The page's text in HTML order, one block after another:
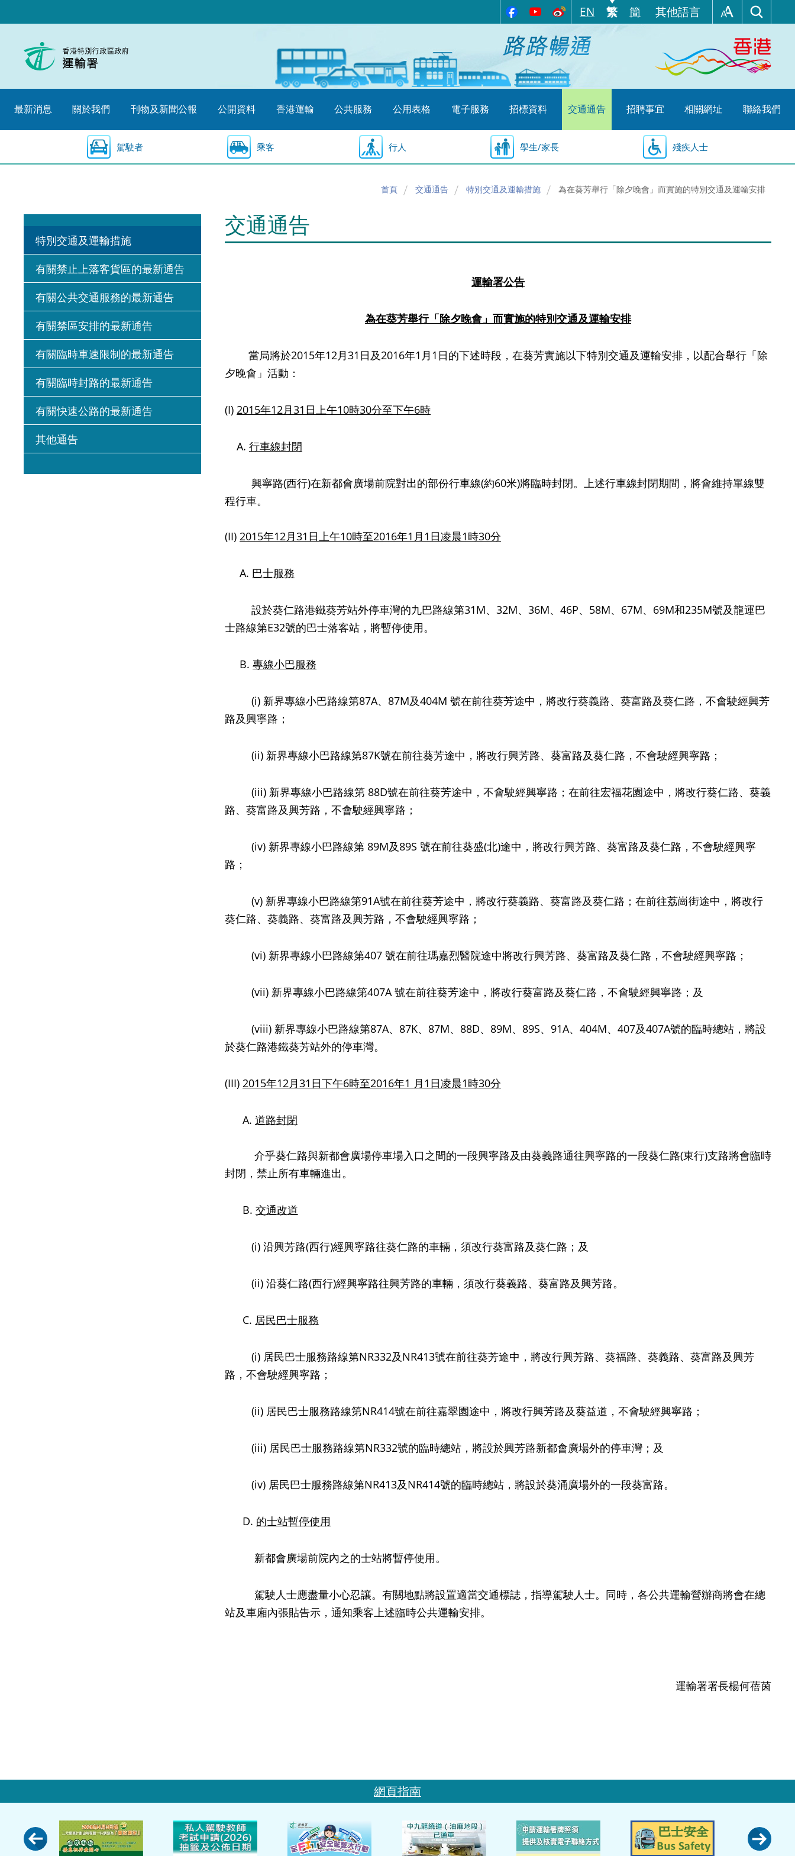
至
始
EN 繁 簡 其他語言
最新消息 關於我們 刊物及新聞公報 公開資料 香港運輸 公共服務 公用表格 電子服務 招標資料 交通通告 招聘事宜 相關網址 聯絡我們
駕駛者 乘客 行人 學生/家長 殘疾人士
首頁 交通通告 特別交通及運輸措施 為在葵芳舉行「除夕晚會」而實施的特別交通及運輸安排
特別交通及運輸措施
有關禁止上落客貨區的最新通告
有關公共交通服務的最新通告
有關禁區安排的最新通告
有關臨時車速限制的最新通告
有關臨時封路的最新通告
有關快速公路的最新通告
其他通告
交通通告
運輸署公告
為在葵芳舉行「除夕晚會」而實施的特別交通及運輸安排
當局將於2015年12月31日及2016年1月1日的下述時段，在葵芳實施以下特別交通及運輸安排，以配合舉行「除
夕晚會」活動：
(I) 2015年12月31 日上午10時30分至下午6時
A. 行車線封閉
興寧路(西行)在新都會廣場前院對出的部份行車線(約60米)將臨時封閉。上述行車線封閉期間，將會維持單線雙
程行車。
(II) 2015年12月31 日上午10時至2016年1 月 1 日凌晨1時30分
A. 巴士服務
設於葵仁路港鐵葵芳站外停車灣的九巴路線第31M、32M、36M、46P、58M、67M、69M和235M號及龍運巴
士路線第E32號的巴士落客站，將暫停使用。
B. 專線小巴服務
(i) 新界專線小巴路線第87A、87M及404M 號在前往葵芳途中，將改行葵義路、葵富路及葵仁路，不會駛經興芳
路及興寧路；
(ii) 新界專線小巴路線第87K號在前往葵芳途中，將改行興芳路、葵富路及葵仁路，不會駛經興寧路；
(iii) 新界專線小巴路線第 88D號在前往葵芳途中，不會駛經興寧路；在前往宏福花園途中，將改行葵仁路、葵義
路、葵富路及興芳路，不會駛經興寧路；
(iv) 新界專線小巴路線第 89M及89S 號在前往葵盛(北)途中，將改行興芳路、葵富路及葵仁路，不會駛經興寧
路；
(v) 新界專線小巴路線第91A號在前往葵芳途中，將改行葵義路、葵富路及葵仁路；在前往荔崗街途中，將改行
葵仁路、葵義路、葵富路及興芳路，不會駛經興寧路；
(vi) 新界專線小巴路線第407 號在前往瑪嘉烈醫院途中將改行興芳路、葵富路及葵仁路，不會駛經興寧路；
(vii) 新界專線小巴路線第407A 號在前往葵芳途中，將改行葵富路及葵仁路，不會駛經興寧路；及
(viii) 新界專線小巴路線第87A、87K、87M、88D、89M、89S、91A、404M、407及407A號的臨時總站，將設
於葵仁路港鐵葵芳站外的停車灣。
(III) 2015年12月31 日下午6時至2016年1 月 1 日凌晨1時30分
A. 道路封閉
介乎葵仁路與新都會廣場停車場入口之間的一段興寧路及由葵義路通往興寧路的一段葵仁路(東行)支路將會臨時
封閉，禁止所有車輛進出。
B. 交通改道
(i) 沿興芳路(西行)經興寧路往葵仁路的車輛，須改行葵富路及葵仁路；及
(ii) 沿葵仁路(西行)經興寧路往興芳路的車輛，須改行葵義路、葵富路及興芳路。
C. 居民巴士服務
(i) 居民巴士服務路線第NR332及NR413號在前往葵芳途中，將改行興芳路、葵福路、葵義路、葵富路及興芳
路，不會駛經興寧路；
(ii) 居民巴士服務路線第NR414號在前往嘉翠園途中，將改行興芳路及葵益道，不會駛經興寧路；
(iii) 居民巴士服務路線第NR332號的臨時總站，將設於興芳路新都會廣場外的停車灣；及
(iv) 居民巴士服務路線第NR413及NR414號的臨時總站，將設於葵涌廣場外的一段葵富路。
D. 的士站暫停使用
新都會廣場前院內之的士站將暫停使用。
駕駛人士應盡量小心忍讓。有關地點將設置適當交通標誌，指導駕駛人士。同時，各公共運輸營辦商將會在總
站及車廂內張貼告示，通知乘客上述臨時公共運輸安排。
運輸署署長楊何蓓茵
網頁指南